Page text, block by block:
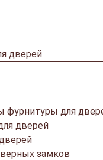
дверей
фурнитуры для
дверей
замков